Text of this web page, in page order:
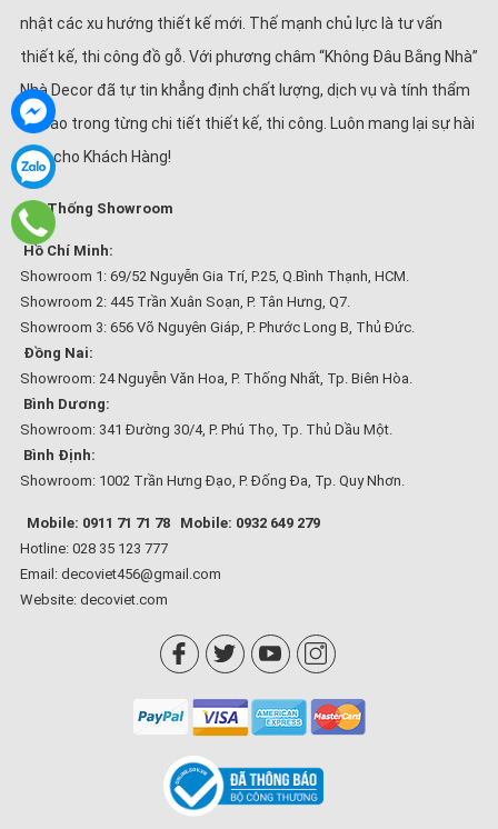
nhật các xu hướng thiết kế mới. Thế mạnh chủ lực là tư vấn
thiết kế, thi công đồ gỗ. Với phương châm “Không Đâu Bằng Nhà”
Nhà Decor đã tự tin khẳng định chất lượng, dịch vụ và tính thẩm
mĩ cao trong từng chi tiết thiết kế, thi công. Luôn mang lại sự hài
lòng cho Khách Hàng!
Hệ Thống Showroom
Hồ Chí Minh:
Showroom 1: 69/52 Nguyễn Gia Trí, P.25, Q.Bình Thạnh, HCM.
Showroom 2: 445 Trần Xuân Soạn, P. Tân Hưng, Q7.
Showroom 3: 656 Võ Nguyên Giáp, P. Phước Long B, Thủ Đức.
Đồng Nai:
Showroom: 24 Nguyễn Văn Hoa, P. Thống Nhất, Tp. Biên Hòa.
Bình Dương:
Showroom: 341 Đường 30/4, P. Phú Thọ, Tp. Thủ Dầu Một.
Bình Định:
Showroom: 1002 Trần Hưng Đạo, P. Đống Đa, Tp. Quy Nhơn.
Mobile: 0911 71 71 78
Mobile: 0932 649 279
Hotline: 028 35 123 777
Email: decoviet456@gmail.com
Website: decoviet.com